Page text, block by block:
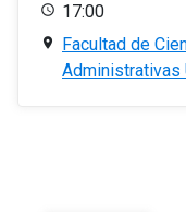
17:00
Facultad de
Administrativas